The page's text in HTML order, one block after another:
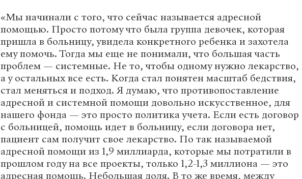
«Мы начинали с того, что сейчас называется адресной
помощью. Просто потому что была группа девочек, которая
пришла в больницу, увидела конкретного ребенка и захотела
ему помочь. Тогда мы еще не понимали, что большая часть
проблем — системные. Не то, чтобы одному нужно лекарство,
а у остальных все есть. Когда стал понятен масштаб бедствия,
стал меняться и подход. Я думаю, что противопоставление
адресной и системной помощи довольно искусственное, для
нашего фонда — это просто политика учета. Если есть договор
с больницей, помощь идет в больницу, если договора нет,
пациент сам получит свое лекарство. По так называемой
адресной помощи из 1,9 миллиарда, которые мы потратили в
прошлом году на все проекты, только 1,2-1,3 миллиона — это
адресная помощь. Небольшая доля. В то же время, между